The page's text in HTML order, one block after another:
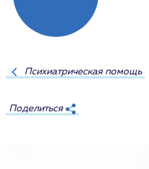
Психиатрическая помощь
Поделиться